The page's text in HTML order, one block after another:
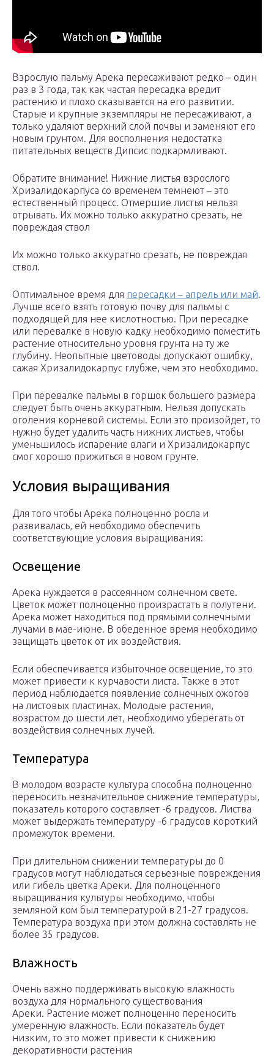
Взрослую пальму Арека пересаживают редко – один
раз в 3 года, так как частая пересадка вредит
растению и плохо сказывается на его развитии.
Старые и крупные экземпляры не пересаживают, а
только удаляют верхний слой почвы и заменяют его
новым грунтом. Для восполнения недостатка
питательных веществ Дипсис подкармливают.
Обратите внимание! Нижние листья взрослого
Хризалидокарпуса со временем темнеют – это
естественный процесс. Отмершие листья нельзя
отрывать. Их можно только аккуратно срезать, не
повреждая ствол
Их можно только аккуратно срезать, не повреждая
ствол.
Оптимальное время для пересадки – апрель или май.
Лучше всего взять готовую почву для пальмы с
подходящей для нее кислотностью. При пересадке
или перевалке в новую кадку необходимо поместить
растение относительно уровня грунта на ту же
глубину. Неопытные цветоводы допускают ошибку,
сажая Хризалидокарпус глубже, чем это необходимо.
При перевалке пальмы в горшок большего размера
следует быть очень аккуратным. Нельзя допускать
оголения корневой системы. Если это произойдет, то
нужно будет удалить часть нижних листьев, чтобы
уменьшилось испарение влаги и Хризалидокарпус
смог хорошо прижиться в новом грунте.
Условия выращивания
Для того чтобы Арека полноценно росла и
развивалась, ей необходимо обеспечить
соответствующие условия выращивания:
Освещение
Арека нуждается в рассеянном солнечном свете.
Цветок может полноценно произрастать в полутени.
Арека может находиться под прямыми солнечными
лучами в мае-июне. В обеденное время необходимо
защищать цветок от их воздействия.
Если обеспечивается избыточное освещение, то это
может привести к курчавости листа. Также в этот
период наблюдается появление солнечных ожогов
на листовых пластинах. Молодые растения,
возрастом до шести лет, необходимо уберегать от
воздействия солнечных лучей.
Температура
В молодом возрасте культура способна полноценно
переносить незначительное снижение температуры,
показатель которого составляет -6 градусов. Листва
может выдержать температуру -6 градусов короткий
промежуток времени.
При длительном снижении температуры до 0
градусов могут наблюдаться серьезные повреждения
или гибель цветка Ареки. Для полноценного
выращивания культуры необходимо, чтобы
земляной ком был температурой в 21-27 градусов.
Температура воздуха при этом должна составлять не
более 35 градусов.
Влажность
Очень важно поддерживать высокую влажность
воздуха для нормального существования
Ареки. Растение может полноценно переносить
умеренную влажность. Если показатель будет
низким, то это может привести к снижению
декоративности растения